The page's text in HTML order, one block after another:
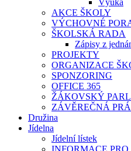
Výuka
AKCE ŠKOLY
VÝCHOVNÉ
ŠKOLSKÁ RADA
Zápisy z
PROJEKTY
ORGANIZACE
SPONZORING
OFFICE 365
ŽÁKOVSKÝ
ZÁVĚREČNÁ
Družina
Jídelna
Jídelní lístek
INFORMACE